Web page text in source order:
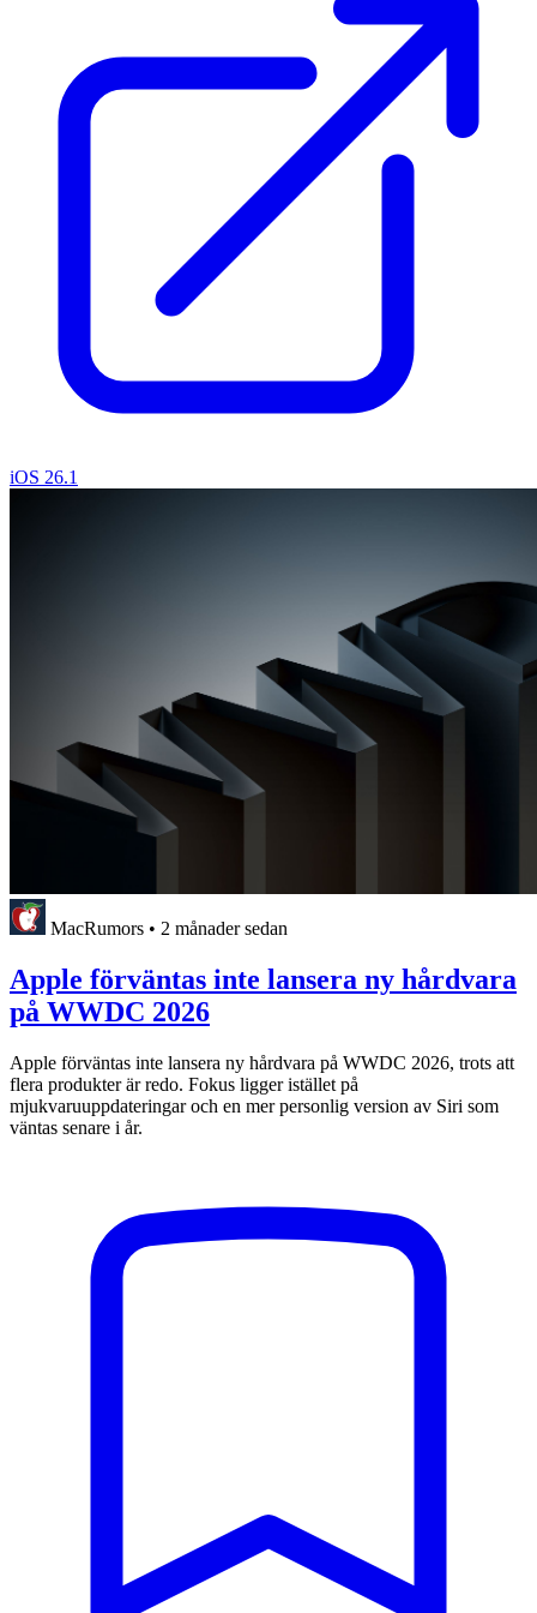
iOS 26.1
MacRumors • 2 månader sedan
Apple förväntas inte lansera ny hårdvara
på WWDC 2026
Apple förväntas inte lansera ny hårdvara på WWDC 2026, trots att
flera produkter är redo. Fokus ligger istället på
mjukvaruuppdateringar och en mer personlig version av Siri som
väntas senare i år.